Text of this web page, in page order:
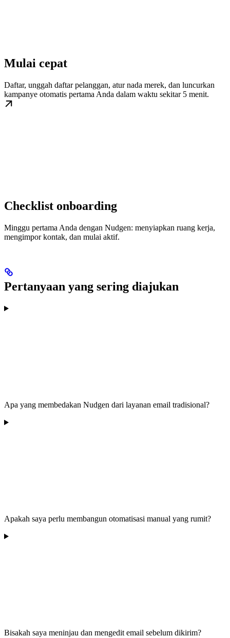
Mulai cepat
Daftar, unggah daftar pelanggan, atur nada merek, dan luncurkan
kampanye otomatis pertama Anda dalam waktu sekitar 5 menit.
Checklist onboarding
Minggu pertama Anda dengan Nudgen: menyiapkan ruang kerja,
mengimpor kontak, dan mulai aktif.
Pertanyaan yang sering diajukan
Apa yang membedakan Nudgen dari layanan email tradisional?
Apakah saya perlu membangun otomatisasi manual yang rumit?
Bisakah saya meninjau dan mengedit email sebelum dikirim?